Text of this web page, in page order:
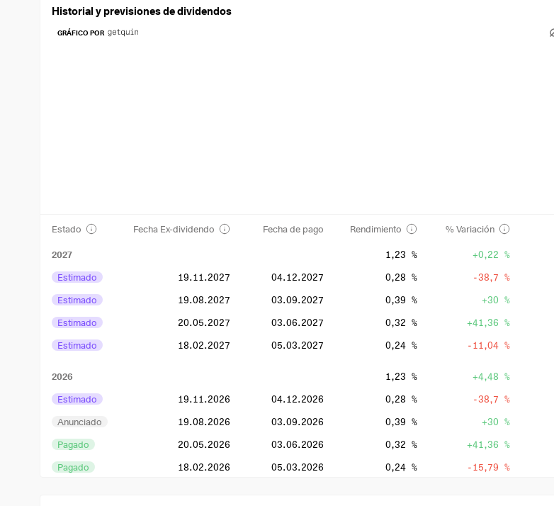
Historial y previsiones de dividendos
GRÁFICO POR
Estado Fecha Ex-dividendo Fecha de pago Rendimiento % Variación
2027 1,23 % +0,22 %
Estimado
19.11.2027 04.12.2027 0,28 % -38,7 %
Estimado
19.08.2027 03.09.2027 0,39 % +30 %
Estimado
20.05.2027 03.06.2027 0,32 % +41,36 %
Estimado
18.02.2027 05.03.2027 0,24 % -11,04 %
2026 1,23 % +4,48 %
Estimado
19.11.2026 04.12.2026 0,28 % -38,7 %
Anunciado
19.08.2026 03.09.2026 0,39 % +30 %
Pagado
20.05.2026 03.06.2026 0,32 % +41,36 %
Pagado
18.02.2026 05.03.2026 0,24 % -15,79 %